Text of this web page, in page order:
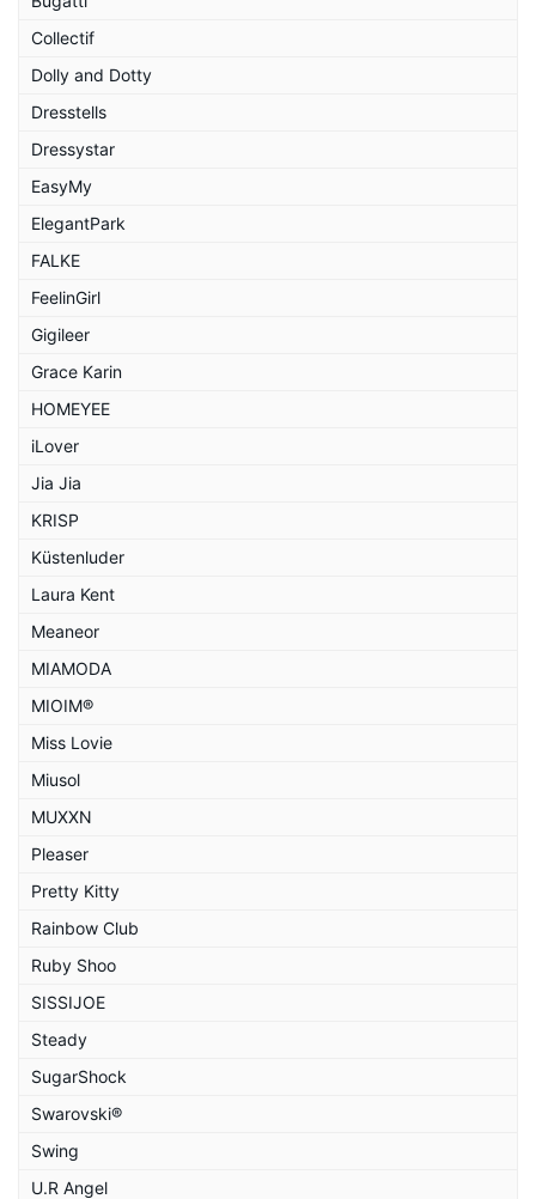
Collectif
Dolly and Dotty
Dresstells
Dressystar
EasyMy
ElegantPark
FALKE
FeelinGirl
Gigileer
Grace Karin
HOMEYEE
iLover
Jia Jia
KRISP
Küstenluder
Laura Kent
Meaneor
MIAMODA
MIOIM®
Miss Lovie
Miusol
MUXXN
Pleaser
Pretty Kitty
Rainbow Club
Ruby Shoo
SISSIJOE
Steady
SugarShock
Swarovski®
Swing
U.R Angel